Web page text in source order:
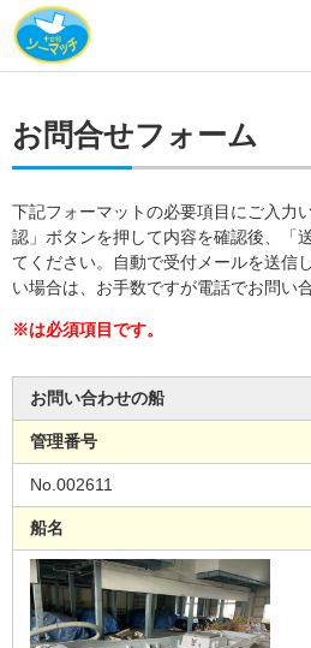
お問合せフォーム
下記フォーマットの必要項目にご入力
認」ボタンを押して内容を確認後、「
てください。自動で受付メールを送信
い場合は、お手数ですが電話でお問い
※は必須項目です。
お問い合わせの船
管理番号
No.002611
船名